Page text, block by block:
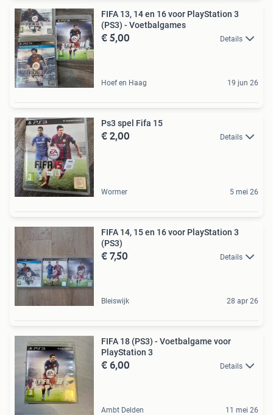
FIFA 13, 14 en 16 voor PlayStation 3
(PS3) - Voetbalgames
€ 5,00 Details
Hoef en Haag 19 jun 26
Ps3 spel Fifa 15
€ 2,00 Details
Wormer 5 mei 26
FIFA 14, 15 en 16 voor PlayStation 3
(PS3)
€ 7,50 Details
Bleiswijk 28 apr 26
FIFA 18 (PS3) - Voetbalgame voor
PlayStation 3
€ 6,00 Details
Ambt Delden 11 mei 26